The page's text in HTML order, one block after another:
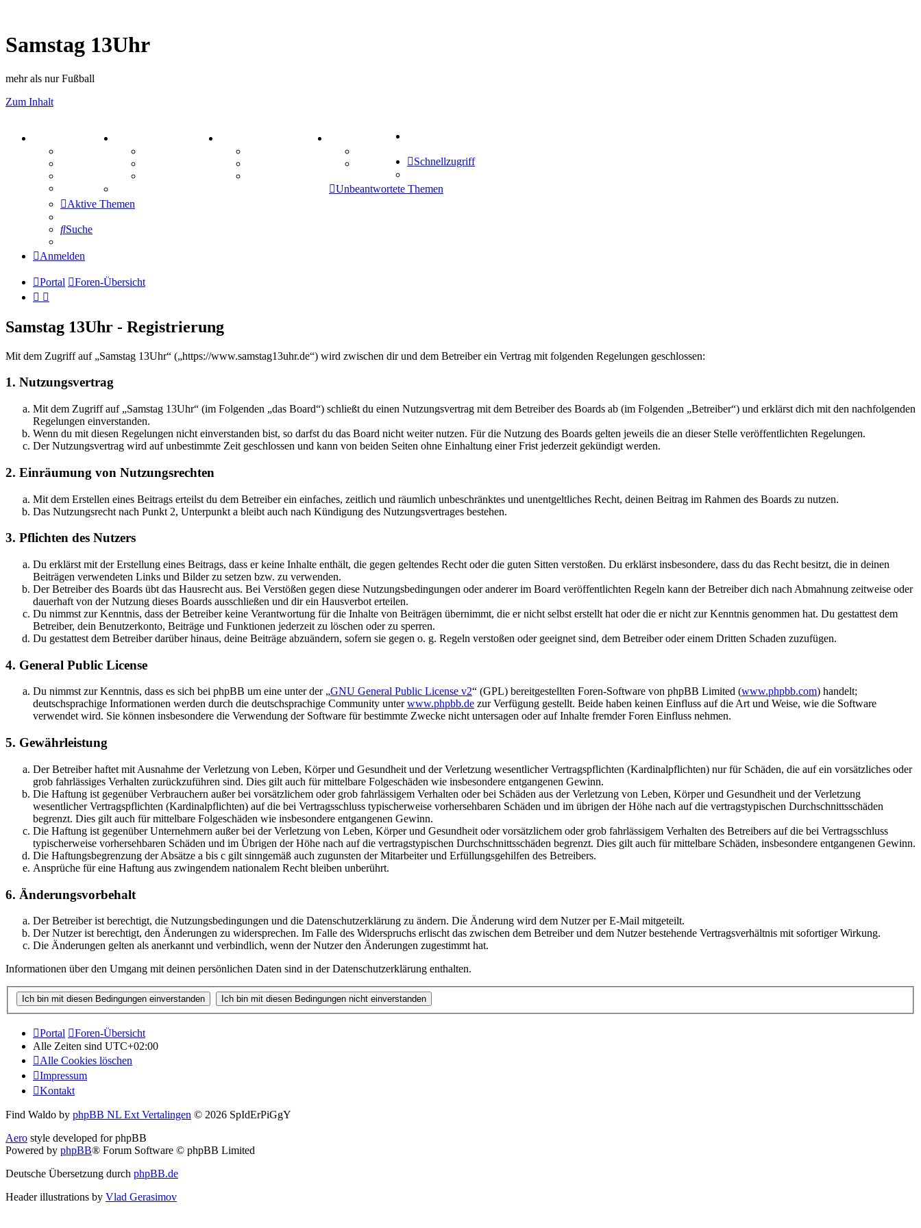
Samstag 13Uhr
mehr als nur Fußball
Zum Inhalt
Mastodon
Comunio
Schnellzugriff
Unbeantwortete Themen
Aktive Themen
Suche
Anmelden
Portal Foren-Übersicht
Samstag 13Uhr - Registrierung
Mit dem Zugriff auf „Samstag 13Uhr“ („https://www.samstag13uhr.de“) wird zwischen dir und dem Betreiber ein Vertrag mit folgenden Regelungen geschlossen:
1. Nutzungsvertrag
Mit dem Zugriff auf „Samstag 13Uhr“ (im Folgenden „das Board“) schließt du einen Nutzungsvertrag mit dem Betreiber des Boards ab (im Folgenden „Betreiber“) und erklärst dich mit den nachfolgenden
Regelungen einverstanden.
Wenn du mit diesen Regelungen nicht einverstanden bist, so darfst du das Board nicht weiter nutzen. Für die Nutzung des Boards gelten jeweils die an dieser Stelle veröffentlichten Regelungen.
Der Nutzungsvertrag wird auf unbestimmte Zeit geschlossen und kann von beiden Seiten ohne Einhaltung einer Frist jederzeit gekündigt werden.
2. Einräumung von Nutzungsrechten
Mit dem Erstellen eines Beitrags erteilst du dem Betreiber ein einfaches, zeitlich und räumlich unbeschränktes und unentgeltliches Recht, deinen Beitrag im Rahmen des Boards zu nutzen.
Das Nutzungsrecht nach Punkt 2, Unterpunkt a bleibt auch nach Kündigung des Nutzungsvertrages bestehen.
3. Pflichten des Nutzers
Du erklärst mit der Erstellung eines Beitrags, dass er keine Inhalte enthält, die gegen geltendes Recht oder die guten Sitten verstoßen. Du erklärst insbesondere, dass du das Recht besitzt, die in deinen
Beiträgen verwendeten Links und Bilder zu setzen bzw. zu verwenden.
Der Betreiber des Boards übt das Hausrecht aus. Bei Verstößen gegen diese Nutzungsbedingungen oder anderer im Board veröffentlichten Regeln kann der Betreiber dich nach Abmahnung zeitweise oder
dauerhaft von der Nutzung dieses Boards ausschließen und dir ein Hausverbot erteilen.
Du nimmst zur Kenntnis, dass der Betreiber keine Verantwortung für die Inhalte von Beiträgen übernimmt, die er nicht selbst erstellt hat oder die er nicht zur Kenntnis genommen hat. Du gestattest dem
Betreiber, dein Benutzerkonto, Beiträge und Funktionen jederzeit zu löschen oder zu sperren.
Du gestattest dem Betreiber darüber hinaus, deine Beiträge abzuändern, sofern sie gegen o. g. Regeln verstoßen oder geeignet sind, dem Betreiber oder einem Dritten Schaden zuzufügen.
4. General Public License
Du nimmst zur Kenntnis, dass es sich bei phpBB um eine unter der „GNU General Public License v2“ (GPL) bereitgestellten Foren-Software von phpBB Limited (www.phpbb.com) handelt;
deutschsprachige Informationen werden durch die deutschsprachige Community unterwww.phpbb.de zur Verfügung gestellt. Beide haben keinen Einfluss auf die Art und Weise, wie die Software
verwendet wird. Sie können insbesondere die Verwendung der Software für bestimmte Zwecke nicht untersagen oder auf Inhalte fremder Foren Einfluss nehmen.
5. Gewährleistung
Der Betreiber haftet mit Ausnahme der Verletzung von Leben, Körper und Gesundheit und der Verletzung wesentlicher Vertragspflichten (Kardinalpflichten) nur für Schäden, die auf ein vorsätzliches oder
grob fahrlässiges Verhalten zurückzuführen sind. Dies gilt auch für mittelbare Folgeschäden wie insbesondere entgangenen Gewinn.
Die Haftung ist gegenüber Verbrauchern außer bei vorsätzlichem oder grob fahrlässigem Verhalten oder bei Schäden aus der Verletzung von Leben, Körper und Gesundheit und der Verletzung
wesentlicher Vertragspflichten (Kardinalpflichten) auf die bei Vertragsschluss typischerweise vorhersehbaren Schäden und im übrigen der Höhe nach auf die vertragstypischen Durchschnittsschäden
begrenzt. Dies gilt auch für mittelbare Folgeschäden wie insbesondere entgangenen Gewinn.
Die Haftung ist gegenüber Unternehmern außer bei der Verletzung von Leben, Körper und Gesundheit oder vorsätzlichem oder grob fahrlässigem Verhalten des Betreibers auf die bei Vertragsschluss
typischerweise vorhersehbaren Schäden und im Übrigen der Höhe nach auf die vertragstypischen Durchschnittsschäden begrenzt. Dies gilt auch für mittelbare Schäden, insbesondere entgangenen Gewinn.
Die Haftungsbegrenzung der Absätze a bis c gilt sinngemäß auch zugunsten der Mitarbeiter und Erfüllungsgehilfen des Betreibers.
Ansprüche für eine Haftung aus zwingendem nationalem Recht bleiben unberührt.
6. Änderungsvorbehalt
Der Betreiber ist berechtigt, die Nutzungsbedingungen und die Datenschutzerklärung zu ändern. Die Änderung wird dem Nutzer per E-Mail mitgeteilt.
Der Nutzer ist berechtigt, den Änderungen zu widersprechen. Im Falle des Widerspruchs erlischt das zwischen dem Betreiber und dem Nutzer bestehende Vertragsverhältnis mit sofortiger Wirkung.
Die Änderungen gelten als anerkannt und verbindlich, wenn der Nutzer den Änderungen zugestimmt hat.
Informationen über den Umgang mit deinen persönlichen Daten sind in der Datenschutzerklärung enthalten.
Portal
Foren-Übersicht
Alle Zeiten sind UTC+02:00
Alle Cookies löschen
Impressum
Kontakt
Find Waldo by phpBB NL Ext Vertalingen © 2026 SpIdErPiGgY
Aero style developed for phpBB
Powered by phpBB® Forum Software © phpBB Limited
Deutsche Übersetzung durch phpBB.de
Header illustrations by Vlad Gerasimov